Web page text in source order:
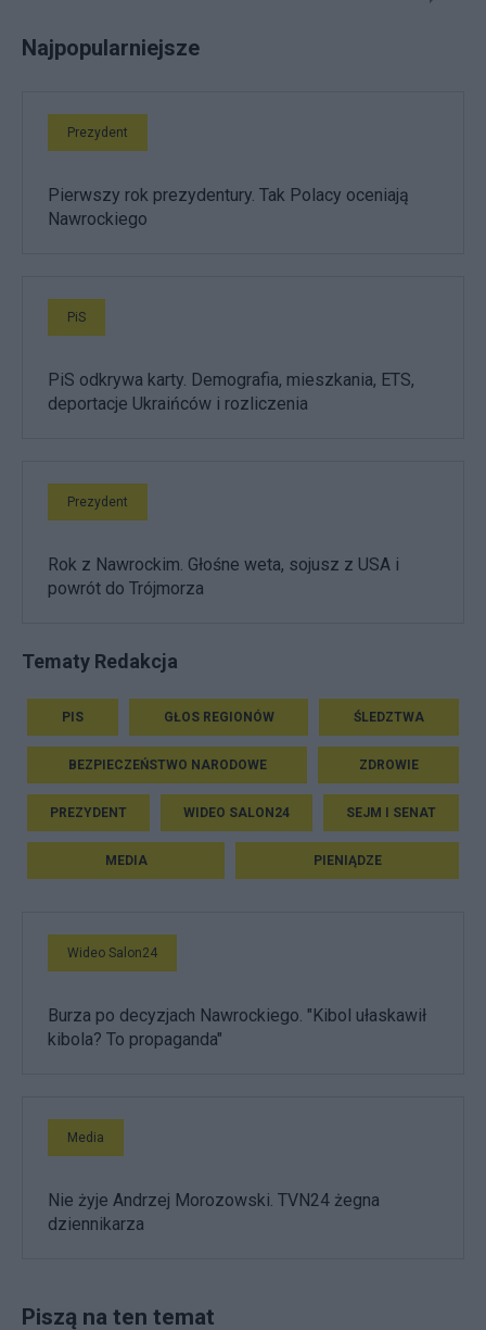
Najpopularniejsze
Prezydent
Pierwszy rok prezydentury. Tak Polacy oceniają
Nawrockiego
PiS
PiS odkrywa karty. Demografia, mieszkania, ETS,
deportacje Ukraińców i rozliczenia
Prezydent
Rok z Nawrockim. Głośne weta, sojusz z USA i
powrót do Trójmorza
Tematy Redakcja
PIS GŁOS REGIONÓW ŚLEDZTWA
BEZPIECZEŃSTWO NARODOWE ZDROWIE
PREZYDENT WIDEO SALON24 SEJM I SENAT
MEDIA PIENIĄDZE
Wideo Salon24
Burza po decyzjach Nawrockiego. "Kibol ułaskawił
kibola? To propaganda"
Media
Nie żyje Andrzej Morozowski. TVN24 żegna
dziennikarza
Piszą na ten temat